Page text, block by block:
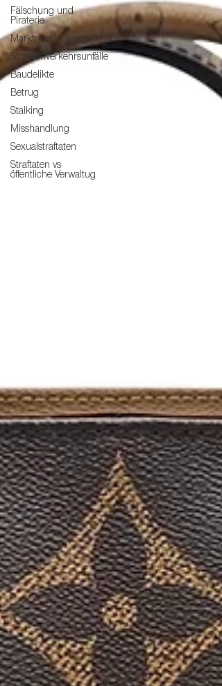
Fälschung und
Piraterie
Marktmanipulation
Strassenverkehrsunfälle
Baudelikte
Betrug
Stalking
Misshandlung
Sexualstraftaten
Straftaten vs
öffentliche Verwaltug